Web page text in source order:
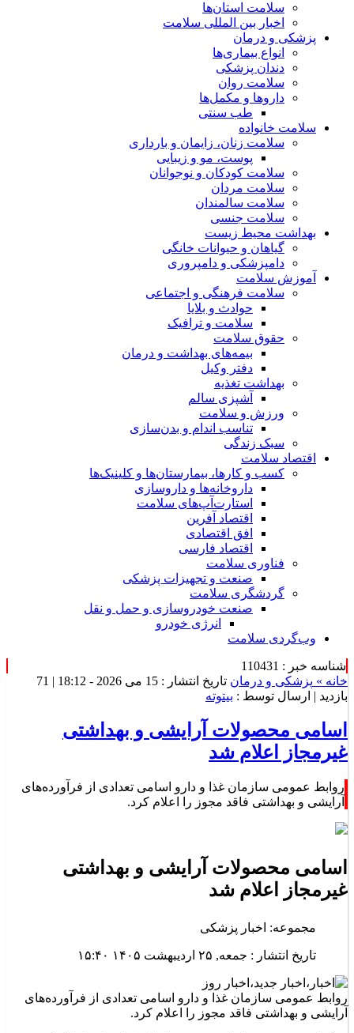
سلامت استان‌ها
اخبار بین المللی سلامت
پزشکی و درمان
انواع بیماری‌ها
دندان پزشکی
سلامت روان
داروها و مکمل‌ها
طب سنتی
سلامت خانواده
سلامت زنان، زایمان و بارداری
پوست، مو و زیبایی
سلامت کودکان و نوجوانان
سلامت مردان
سلامت سالمندان
سلامت جنسی
بهداشت محیط زیست
گیاهان و حیوانات خانگی
دامپزشکی و دامپروری
آموزش سلامت
سلامت فرهنگی و اجتماعی
حوادث و بلایا
سلامت و ترافیک
حقوق سلامت
بیمه‌های بهداشت و درمان
دفتر وکیل
بهداشت تغذیه
آشپزی سالم
ورزش و سلامت
تناسب اندام و بدن‌سازی
سبک زندگی
اقتصاد سلامت
کسب و کارها، بیمارستان‌ها و کلینیک‌ها
داروخانه‌ها و داروسازی
استارت‌آپ‌های سلامت
اقتصاد آفرین
افق اقتصادی
اقتصاد فارسی
فناوری سلامت
صنعت و تجهیزات پزشکی
گردشگری سلامت
صنعت خودروسازی و حمل و نقل
انرژی خودرو
وب‌گردی سلامت
شناسه خبر : 110431
خانه » پزشکی و درمان تاریخ انتشار : 15 می 2026 - 18:12 |
71
بازدید | ارسال توسط : بیتوته
اسامی محصولات آرایشی و بهداشتی
غیرمجاز اعلام شد
روابط عمومی سازمان غذا و دارو اسامی تعدادی از فرآورده‌های
آرایشی و بهداشتی فاقد مجوز را اعلام کرد.
اسامی محصولات آرایشی و بهداشتی
غیرمجاز اعلام شد
مجموعه: اخبار پزشکی
تاریخ انتشار : جمعه, ۲۵ اردیبهشت ۱۴۰۵ ۱۵:۴۰
روابط عمومی سازمان غذا و دارو اسامی تعدادی از فرآورده‌های
آرایشی و بهداشتی فاقد مجوز را اعلام کرد.